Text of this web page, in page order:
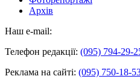
Архів
Наш e-mail:
Телефон редакції: (095) 794-29-
Реклама на сайті: (095) 750-18-